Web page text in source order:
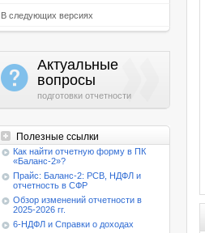
В следующих версиях
a Актуальные
вопросы
подготовки отчетности
Полезные ссылки
Как найти отчетную форму в ПК
«Баланс-2»?
Прайс: Баланс-2: РСВ, НДФЛ и
отчетность в СФР
Обзор изменений отчетности в
2025-2026 гг.
6-НДФЛ и Справки о доходах